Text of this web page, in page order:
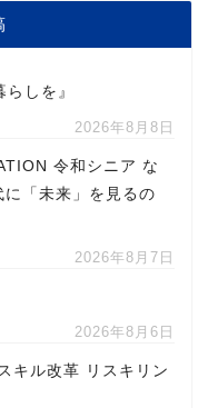
しを』
2026年8月8日
令和シニア な
「未来」を見るの
2026年8月7日
2026年8月6日
キル改革 リスキリン